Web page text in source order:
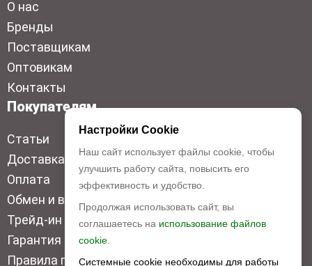
О нас
Бренды
Поставщикам
Оптовикам
Контакты
Покупателям
Статьи
Доставка
Оплата
Обмен и возврат
Трейд-ин
Гарантия низкой цены
Правила продажи
Настройки Cookie
Наш сайт использует файлы cookie, чтобы
улучшить работу сайта, повысить его
эффективность и удобство.
Продолжая использовать сайт, вы
соглашаетесь на использование файлов
cookie.
Системные cookie необходимы для работы